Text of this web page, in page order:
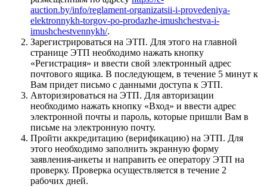
auction.by/info/reglament-organizatsii-i-provedeniya-
elektronnykh-torgov-po-prodazhe-imushchestva-i-
imushchestvennykh/.
Зарегистрироваться на ЭТП. Для этого на главной
странице ЭТП необходимо нажать кнопку
«Регистрация» и ввести свой электронный адрес
почтового ящика. В последующем, в течение 5 минут к
Вам придет письмо с данными доступа к ЭТП.
Авторизироваться на ЭТП. Для авторизации
необходимо нажать кнопку «Вход» и ввести адрес
электронной почты и пароль, которые пришли Вам в
письме на электронную почту.
Пройти аккредитацию (верификацию) на ЭТП. Для
этого необходимо заполнить экранную форму
заявления-анкеты и направить ее оператору ЭТП на
проверку. Проверка осуществляется в течение 2
рабочих дней.